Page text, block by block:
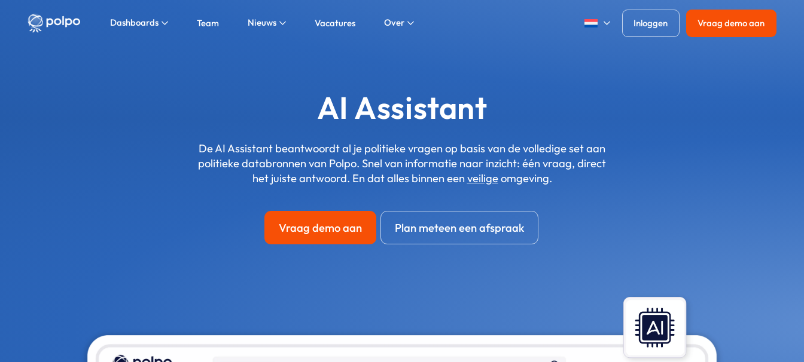
Dashboards Team Nieuws Vacatures Over Inloggen Vraag demo aan
AI Assistant
De AI Assistant beantwoordt al je politieke vragen op basis van de volledige set aan
politieke databronnen van Polpo. Snel van informatie naar inzicht: één vraag, direct
het juiste antwoord. En dat alles binnen eenveiligeomgeving.
Vraag demo aan Plan meteen een afspraak